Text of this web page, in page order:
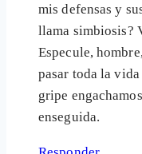
mis defensas y
llama simbiosis?
Especule,
pasar toda la
gripe
enseguida.